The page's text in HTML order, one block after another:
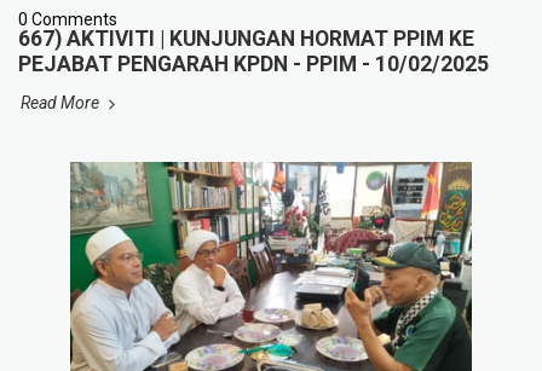
0 Comments
667) AKTIVITI | KUNJUNGAN HORMAT PPIM KE
PEJABAT PENGARAH KPDN - PPIM - 10/02/2025
Read More